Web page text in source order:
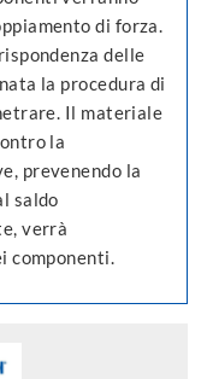
di forza.
delle
la procedura di
Il materiale
la
prevenendo la
saldo
verrà
componenti.